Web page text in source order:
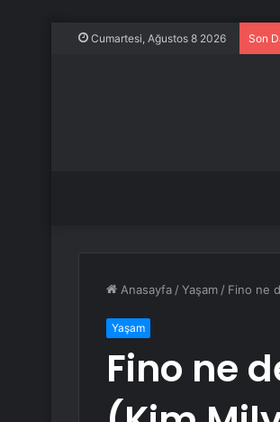
Cumartesi, Ağustos 8 2026 Son
Anasayfa /Yaşam / Fino ne
Yaşam
Fino ne